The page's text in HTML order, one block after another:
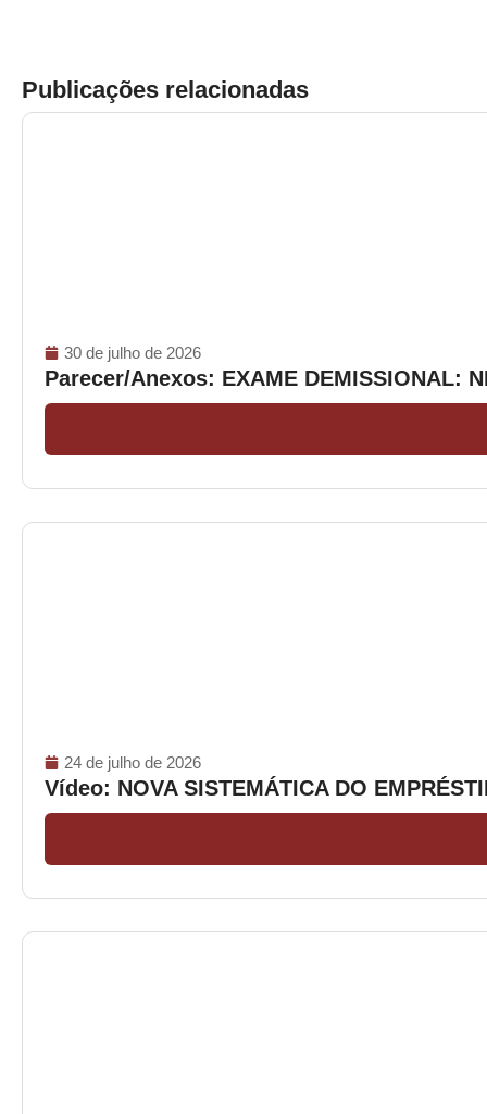
Publicações relacionadas
30 de julho de 2026
Parecer/Anexos: EXAME DEMISSIONAL:
24 de julho de 2026
Vídeo: NOVA SISTEMÁTICA DO